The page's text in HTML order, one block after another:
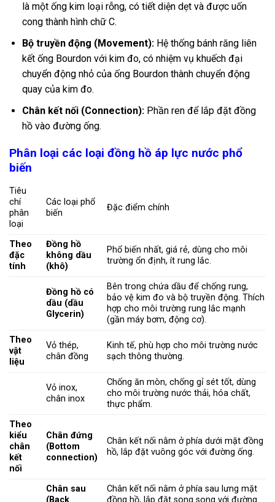
là một ống kim loại rỗng, có tiết diện dẹt và được uốn
cong thành hình chữ C.
Bộ truyền động (Movement):Hệ thống bánh răng liên
kết ống Bourdon với kim đo, có nhiệm vụ khuếch đại
chuyển động nhỏ của ống Bourdon thành chuyển động
quay của kim đo.
Chân kết nối (Connection):Phần ren để lắp đặt đồng
hồ vào đường ống.
Phân loại các loại đồng hồ áp lực nước phổ
biến
Tiêu
chí
phân
loại
Các loại phổ
biến
Đặc điểm chính
Theo
đặc
tính
Đồng hồ
không dầu
(khô)
Phổ biến nhất, giá rẻ, dùng cho môi
trường ổn định, ít rung lắc.
Đồng hồ có
dầu (dầu
Glycerin)
Bên trong chứa dầu để chống rung,
bảo vệ kim đo và bộ truyền động. Thích
hợp cho môi trường rung lắc mạnh
(gần máy bơm, động cơ).
Theo
vật
liệu
Vỏ thép,
chân đồng
Kinh tế, phù hợp cho môi trường nước
sạch thông thường.
Vỏ inox,
chân inox
Chống ăn mòn, chống gỉ sét tốt, dùng
cho môi trường nước thải, hóa chất,
thực phẩm.
Theo
kiểu
chân
kết
nối
Chân đứng
(Bottom
connection)
Chân kết nối nằm ở phía dưới mặt đồng
hồ, lắp đặt vuông góc với đường ống.
Chân sau
(Back
Chân kết nối nằm ở phía sau lưng mặt
đồng hồ, lắp đặt song song với đường